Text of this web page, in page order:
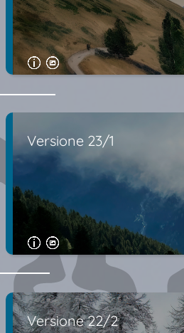
Versione 23/1
Versione 22/2